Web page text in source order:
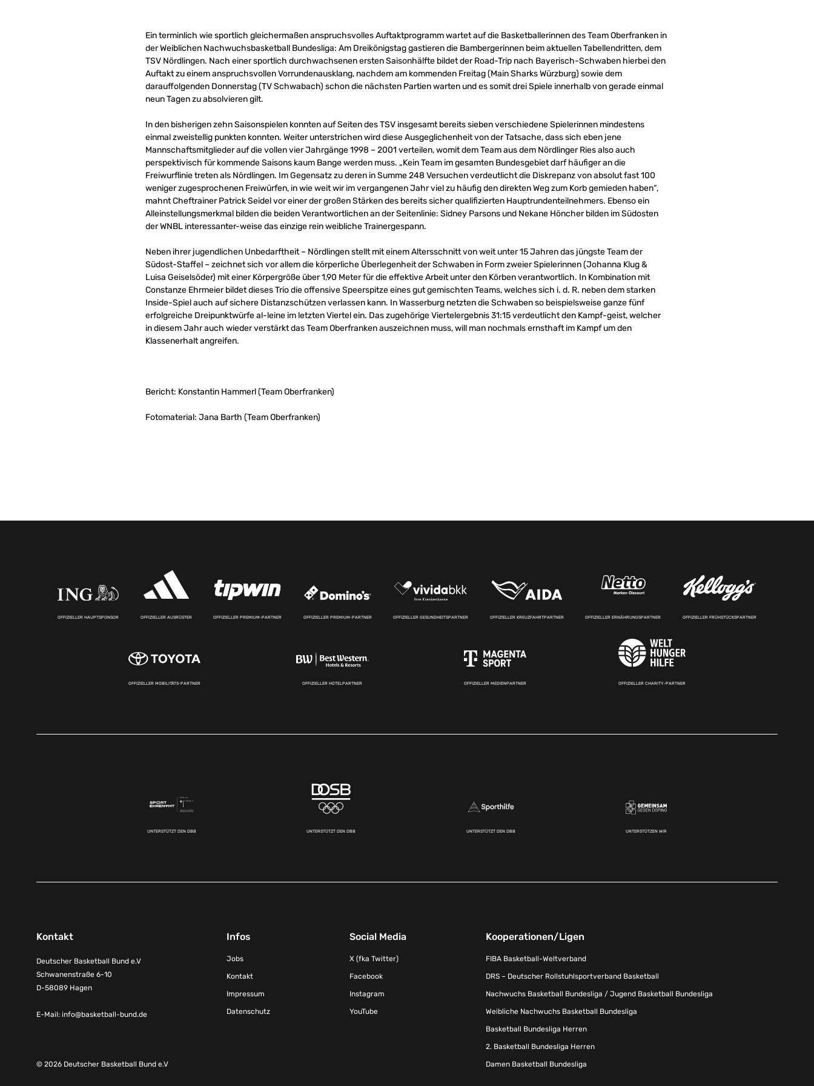
Ein terminlich wie sportlich gleichermaßen anspruchsvolles Auftaktprogramm wartet auf die Basketballerinnen des Team Oberfranken in
der Weiblichen Nachwuchsbasketball Bundesliga: Am Dreikönigstag gastieren die Bambergerinnen beim aktuellen Tabellendritten, dem
TSV Nördlingen. Nach einer sportlich durchwachsenen ersten Saisonhälfte bildet der Road-Trip nach Bayerisch-Schwaben hierbei den
Auftakt zu einem anspruchsvollen Vorrundenausklang, nachdem am kommenden Freitag (Main Sharks Würzburg) sowie dem
darauffolgenden Donnerstag (TV Schwabach) schon die nächsten Partien warten und es somit drei Spiele innerhalb von gerade einmal
neun Tagen zu absolvieren gilt.
In den bisherigen zehn Saisonspielen konnten auf Seiten des TSV insgesamt bereits sieben verschiedene Spielerinnen mindestens
einmal zweistellig punkten konnten. Weiter unterstrichen wird diese Ausgeglichenheit von der Tatsache, dass sich eben jene
Mannschaftsmitglieder auf die vollen vier Jahrgänge 1998 – 2001 verteilen, womit dem Team aus dem Nördlinger Ries also auch
perspektivisch für kommende Saisons kaum Bange werden muss. „Kein Team im gesamten Bundesgebiet darf häufiger an die
Freiwurflinie treten als Nördlingen. Im Gegensatz zu deren in Summe 248 Versuchen verdeutlicht die Diskrepanz von absolut fast 100
weniger zugesprochenen Freiwürfen, in wie weit wir im vergangenen Jahr viel zu häufig den direkten Weg zum Korb gemieden haben“,
mahnt Cheftrainer Patrick Seidel vor einer der großen Stärken des bereits sicher qualifizierten Hauptrundenteilnehmers. Ebenso ein
Alleinstellungsmerkmal bilden die beiden Verantwortlichen an der Seitenlinie: Sidney Parsons und Nekane Höncher bilden im Südosten
der WNBL interessanter-weise das einzige rein weibliche Trainergespann.
Neben ihrer jugendlichen Unbedarftheit – Nördlingen stellt mit einem Altersschnitt von weit unter 15 Jahren das jüngste Team der
Südost-Staffel – zeichnet sich vor allem die körperliche Überlegenheit der Schwaben in Form zweier Spielerinnen (Johanna Klug &
Luisa Geiselsöder) mit einer Körpergröße über 1,90 Meter für die effektive Arbeit unter den Körben verantwortlich. In Kombination mit
Constanze Ehrmeier bildet dieses Trio die offensive Speerspitze eines gut gemischten Teams, welches sich i. d. R. neben dem starken
Inside-Spiel auch auf sichere Distanzschützen verlassen kann. In Wasserburg netzten die Schwaben so beispielsweise ganze fünf
erfolgreiche Dreipunktwürfe al-leine im letzten Viertel ein. Das zugehörige Viertelergebnis 31:15 verdeutlicht den Kampf-geist, welcher
in diesem Jahr auch wieder verstärkt das Team Oberfranken auszeichnen muss, will man nochmals ernsthaft im Kampf um den
Klassenerhalt angreifen.
Bericht: Konstantin Hammerl (Team Oberfranken)
Fotomaterial: Jana Barth (Team Oberfranken)
OFFIZIELLER HAUPTSPONSOR OFFIZIELLER AUSRÜSTER OFFIZIELLER PREMIUM-PARTNER OFFIZIELLER PREMIUM-PARTNER OFFIZIELLER GESUNDHEITSPARTNER OFFIZIELLER KREUZFAHRTPARTNER OFFIZIELLER ERNÄHRUNGSPARTNER OFFIZIELLER FRÜHSTÜCKSPARTNER
OFFIZIELLER MOBILITÄTS-PARTNER OFFIZIELLER HOTELPARTNER OFFIZIELLER MEDIENPARTNER OFFIZIELLER CHARITY-PARTNER
UNTERSTÜTZT DEN DBB UNTERSTÜTZT DEN DBB UNTERSTÜTZT DEN DBB UNTERSTÜTZEN WIR
Kontakt
Deutscher Basketball Bund e.V
Schwanenstraße 6-10
D-58089 Hagen
E-Mail: info@basketball-bund.de
Infos
Jobs
Kontakt
Impressum
Datenschutz
Social Media
X (fka Twitter)
Facebook
Instagram
YouTube
Kooperationen/Ligen
FIBA Basketball-Weltverband
DRS – Deutscher Rollstuhlsportverband Basketball
Nachwuchs Basketball Bundesliga / Jugend Basketball Bundesliga
Weibliche Nachwuchs Basketball Bundesliga
Basketball Bundesliga Herren
2. Basketball Bundesliga Herren
Damen Basketball Bundesliga
© 2026 Deutscher Basketball Bund e.V